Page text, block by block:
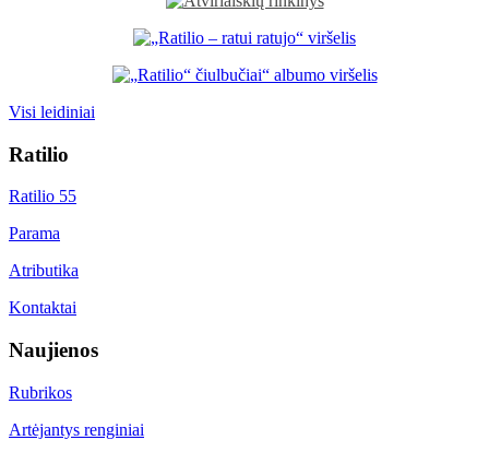
Visi leidiniai
Ratilio
Ratilio 55
Parama
Atributika
Kontaktai
Naujienos
Rubrikos
Artėjantys renginiai